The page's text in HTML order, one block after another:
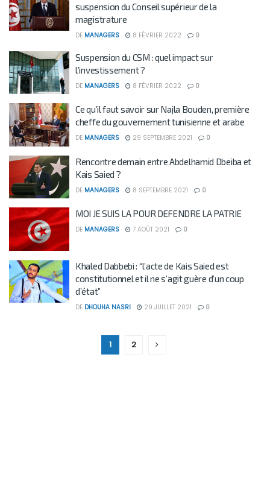
suspension du Conseil supérieur de la
magistrature
DE MANAGERS 8 FÉVRIER 2022 0
Suspension du CSM : quel impact sur
l’investissement ?
DE MANAGERS 8 FÉVRIER 2022 0
Ce qu’il faut savoir sur Najla Bouden, première
cheffe du gouvernement tunisienne et arabe
DE MANAGERS 29 SEPTEMBRE 2021 0
Rencontre demain entre Abdelhamid Dbeiba et
Kais Saied ?
DE MANAGERS 8 SEPTEMBRE 2021 0
MOI JE SUIS LA POUR DEFENDRE LA PATRIE
DE MANAGERS 7 AOÛT 2021 0
Khaled Dabbebi : “l’acte de Kais Saied est
constitutionnel et il ne s’agit guère d’un coup
d’état”
DE DHOUHA NASRI 29 JUILLET 2021 0
1 2